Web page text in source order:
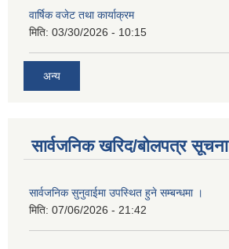
वार्षिक वजेट तथा कार्याक्रम
मिति: 03/30/2026 - 10:15
अन्य
सार्वजनिक खरिद/बोलपत्र सूचना
सार्वजनिक सुनुवाईमा उपस्थित हुने सम्बन्धमा ।
मिति: 07/06/2026 - 21:42